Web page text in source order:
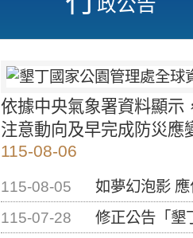
依據中央氣象署資料顯示
注意動向及早完成防災應
115-08-06
115-08-05
如夢幻泡影
115-07-28
修正公告「墾丁國家公